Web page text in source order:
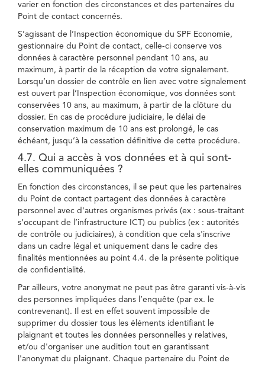
varier en fonction des circonstances et des partenaires du
Point de contact concernés.
S’agissant de l’Inspection économique du SPF Economie,
gestionnaire du Point de contact, celle-ci conserve vos
données à caractère personnel pendant 10 ans, au
maximum, à partir de la réception de votre signalement.
Lorsqu’un dossier de contrôle en lien avec votre signalement
est ouvert par l’Inspection économique, vos données sont
conservées 10 ans, au maximum, à partir de la clôture du
dossier. En cas de procédure judiciaire, le délai de
conservation maximum de 10 ans est prolongé, le cas
échéant, jusqu’à la cessation définitive de cette procédure.
4.7. Qui a accès à vos données et à qui sont-
elles communiquées ?
En fonction des circonstances, il se peut que les partenaires
du Point de contact partagent des données à caractère
personnel avec d'autres organismes privés (ex : sous-traitant
s’occupant de l’infrastructure ICT) ou publics (ex : autorités
de contrôle ou judiciaires), à condition que cela s'inscrive
dans un cadre légal et uniquement dans le cadre des
finalités mentionnées au point 4.4. de la présente politique
de confidentialité.
Par ailleurs, votre anonymat ne peut pas être garanti vis-à-vis
des personnes impliquées dans l’enquête (par ex. le
contrevenant). Il est en effet souvent impossible de
supprimer du dossier tous les éléments identifiant le
plaignant et toutes les données personnelles y relatives,
et/ou d'organiser une audition tout en garantissant
l'anonymat du plaignant. Chaque partenaire du Point de